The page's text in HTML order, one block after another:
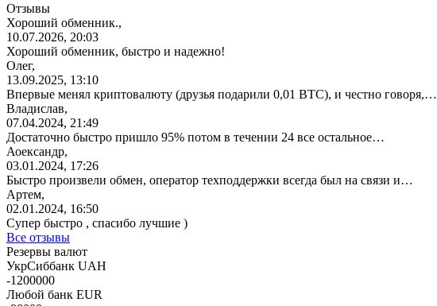
Отзывы
Хороший обменник.,
10.07.2026, 20:03
Хороший обменник, быстро и надежно!
Олег,
13.09.2025, 13:10
Впервые менял криптовалюту (друзья подарили 0,01 BTC), и честно говоря,…
Владислав,
07.04.2024, 21:49
Достаточно быстро пришло 95% потом в течении 24 все остальное…
Аоександр,
03.01.2024, 17:26
Быстро произвели обмен, оператор техподдержки всегда был на связи и…
Артем,
02.01.2024, 16:50
Супер быстро , спасибо лучшие )
Все отзывы
Резервы валют
УкрСиббанк UAH
-1200000
Любой банк EUR